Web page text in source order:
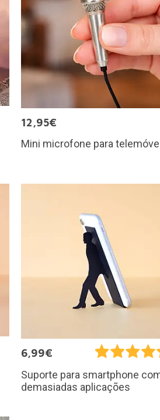
12,95€
Mini microfone para
6,99€
Suporte para smartphone
demasiadas aplicações